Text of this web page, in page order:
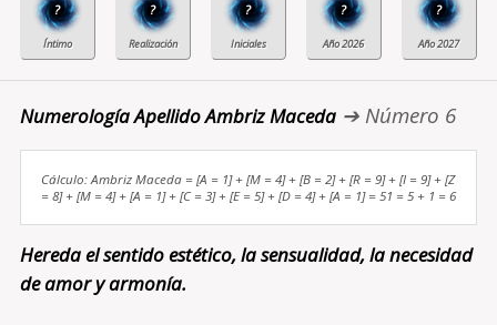
? ? ? ? ?
Numerología Apellido Ambriz Maceda➔ Número 6
Cálculo: Ambriz Maceda = [A = 1] + [M = 4] + [B = 2] + [R = 9] + [I = 9] + [Z
= 8] + [M = 4] + [A = 1] + [C = 3] + [E = 5] + [D = 4] + [A = 1] = 51 = 5 + 1 = 6
Hereda el sentido estético, la sensualidad, la necesidad
de amor y armonía.